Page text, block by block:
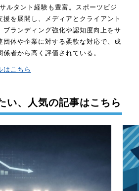
ルタント経験も豊富。スポーツビジ
援を展開し、メディアとクライアント
ブランディング強化や認知度向上をサ
団体や企業に対する柔軟な対応で、成
者から高く評価されている。
はこちら
い、人気の記事はこちら